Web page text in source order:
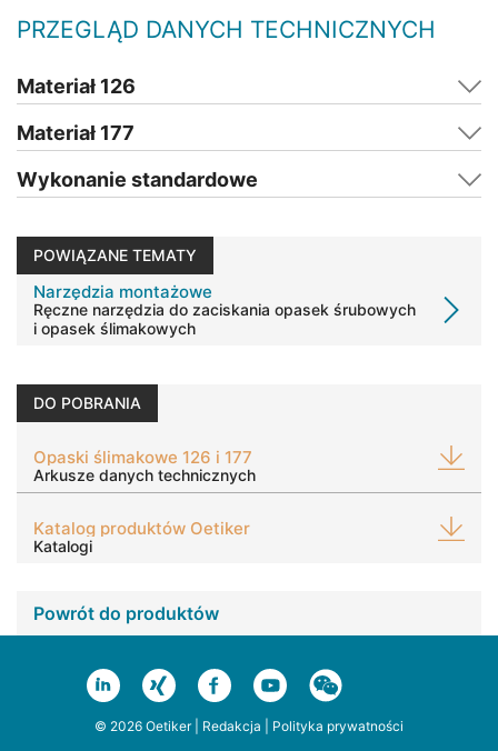
PRZEGLĄD DANYCH TECHNICZNYCH
Materiał 126
Materiał 177
Wykonanie standardowe
POWIĄZANE TEMATY
Narzędzia montażowe
Ręczne narzędzia do zaciskania opasek śrubowych
i opasek ślimakowych
DO POBRANIA
Opaski ślimakowe 126 i 177
Arkusze danych technicznych
Katalog produktów Oetiker
Katalogi
Powrót do produktów
© 2026 Oetiker | Redakcja Polityka prywatności